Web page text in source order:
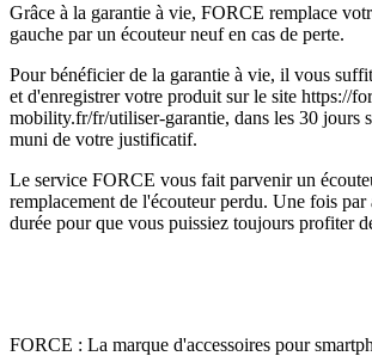
Grâce à la garantie à vie, FORCE remplace
gauche par un écouteur neuf en cas de perte.
Pour bénéficier de la garantie à vie, il vous
et d'enregistrer votre produit sur le site https://
mobility.fr/fr/utiliser-garantie, dans les 30 jours
muni de votre justificatif.
Le service FORCE vous fait parvenir un
remplacement de l'écouteur perdu. Une fois par
durée pour que vous puissiez toujours profiter
FORCE : La marque d'accessoires pour